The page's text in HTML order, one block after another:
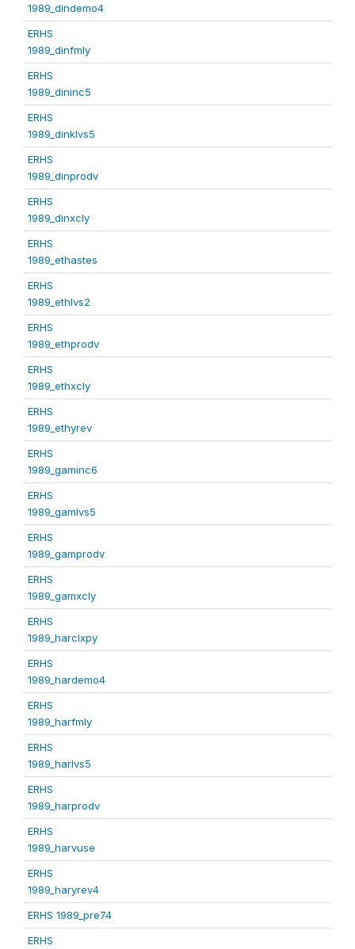
1989_dindemo4
ERHS
1989_dinfmly
ERHS
1989_dininc5
ERHS
1989_dinklvs5
ERHS
1989_dinprodv
ERHS
1989_dinxcly
ERHS
1989_ethastes
ERHS
1989_ethlvs2
ERHS
1989_ethprodv
ERHS
1989_ethxcly
ERHS
1989_ethyrev
ERHS
1989_gaminc6
ERHS
1989_gamlvs5
ERHS
1989_gamprodv
ERHS
1989_gamxcly
ERHS
1989_harclxpy
ERHS
1989_hardemo4
ERHS
1989_harfmly
ERHS
1989_harlvs5
ERHS
1989_harprodv
ERHS
1989_harvuse
ERHS
1989_haryrev4
ERHS 1989_pre74
ERHS